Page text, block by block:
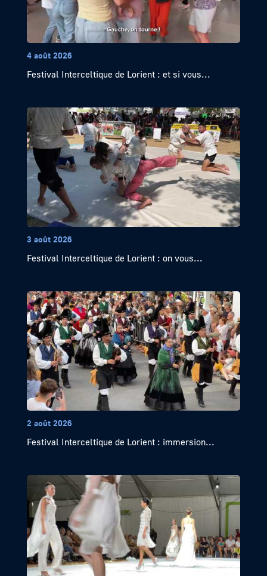
4 août 2026
Festival Interceltique de Lorient : et si vous...
3 août 2026
Festival Interceltique de Lorient : on vous...
2 août 2026
Festival Interceltique de Lorient : immersion...